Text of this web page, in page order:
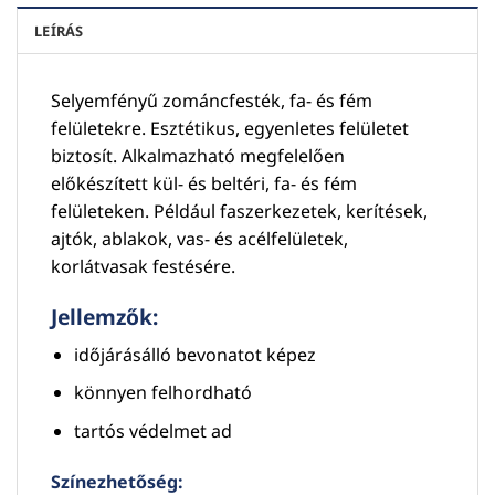
LEÍRÁS
Selyemfényű zománcfesték, fa- és fém
felületekre. Esztétikus, egyenletes felületet
biztosít. Alkalmazható megfelelően
előkészített kül- és beltéri, fa- és fém
felületeken. Például faszerkezetek, kerítések,
ajtók, ablakok, vas- és acélfelületek,
korlátvasak festésére.
Jellemzők:
időjárásálló bevonatot képez
könnyen felhordható
tartós védelmet ad
Színezhetőség: